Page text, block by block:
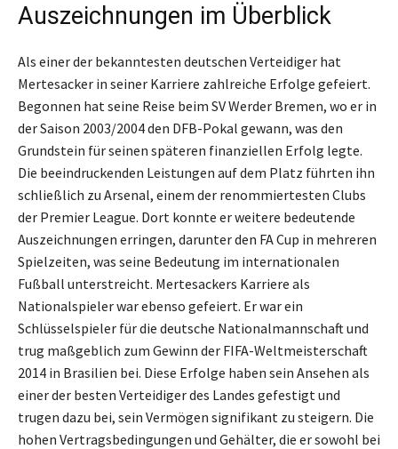
Auszeichnungen im Überblick
Als einer der bekanntesten deutschen Verteidiger hat
Mertesacker in seiner Karriere zahlreiche Erfolge gefeiert.
Begonnen hat seine Reise beim SV Werder Bremen, wo er in
der Saison 2003/2004 den DFB-Pokal gewann, was den
Grundstein für seinen späteren finanziellen Erfolg legte.
Die beeindruckenden Leistungen auf dem Platz führten ihn
schließlich zu Arsenal, einem der renommiertesten Clubs
der Premier League. Dort konnte er weitere bedeutende
Auszeichnungen erringen, darunter den FA Cup in mehreren
Spielzeiten, was seine Bedeutung im internationalen
Fußball unterstreicht. Mertesackers Karriere als
Nationalspieler war ebenso gefeiert. Er war ein
Schlüsselspieler für die deutsche Nationalmannschaft und
trug maßgeblich zum Gewinn der FIFA-Weltmeisterschaft
2014 in Brasilien bei. Diese Erfolge haben sein Ansehen als
einer der besten Verteidiger des Landes gefestigt und
trugen dazu bei, sein Vermögen signifikant zu steigern. Die
hohen Vertragsbedingungen und Gehälter, die er sowohl bei